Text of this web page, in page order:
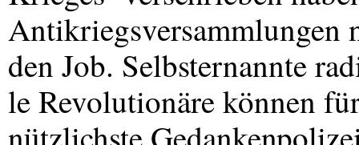
Antikriegsversammlungen
den Job. Selbsternannte
le Revolutionäre können